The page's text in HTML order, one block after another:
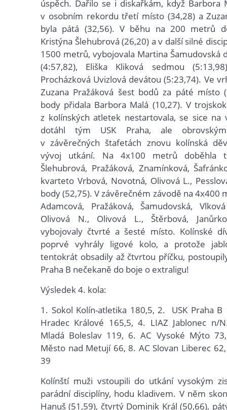
úspěch. Dařilo se i diskařkám, když Barbora
v osobním rekordu třetí místo (34,28) a
byla pátá (32,56). V běhu na 200 metrů
Kristýna Šlehubrová (26,20) a v další silné
1500 metrů, vybojovala Martina Šamudovská
(4:57,82), Eliška Kliková sedmou
Procházková Uvizlová devátou (5:23,74). Ve
Zuzana Pražáková šest bodů za páté místo
body přidala Barbora Malá (10,27). V
z kolínských atletek nestartovala, se sice na
dotáhl tým USK Praha, ale obrovským
v závěrečných štafetách znovu kolínská
vývoj utkání. Na 4x100 metrů doběhla
Šlehubrová, Pražáková, Znamínková,
kvarteto Vrbová, Novotná, Olivová L.,
body (52,75). V závěrečném závodě na 4x400
Adamcová, Pražáková, Šamudovská,
Olivová N., Olivová L., Štěrbová,
vybojovaly čtvrté a šesté místo. Kolínské
poprvé vyhrály ligové kolo, a protože
tentokrát obsadily až čtvrtou příčku,
Praha B nečekaně do boje o extraligu!
Výsledek 4. kola:
1. Sokol Kolín-atletika 180,5, 2. USK Praha B
Hradec Králové 165,5, 4. LIAZ Jablonec n/
Mladá Boleslav 119, 6. AC Vysoké Mýto
Město nad Metují 66, 8. AC Slovan Liberec 62,
39
Kolínští muži vstoupili do utkání vysokým
parádní disciplíny, hodu kladivem. V něm
Hanuš (51,59), čtvrtý Dominik Král (50,66),